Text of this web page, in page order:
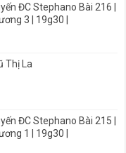
ĐC Stephano Bài 216 |
3 | 19g30 |
Thị La
ĐC Stephano Bài 215 |
1 | 19g30 |